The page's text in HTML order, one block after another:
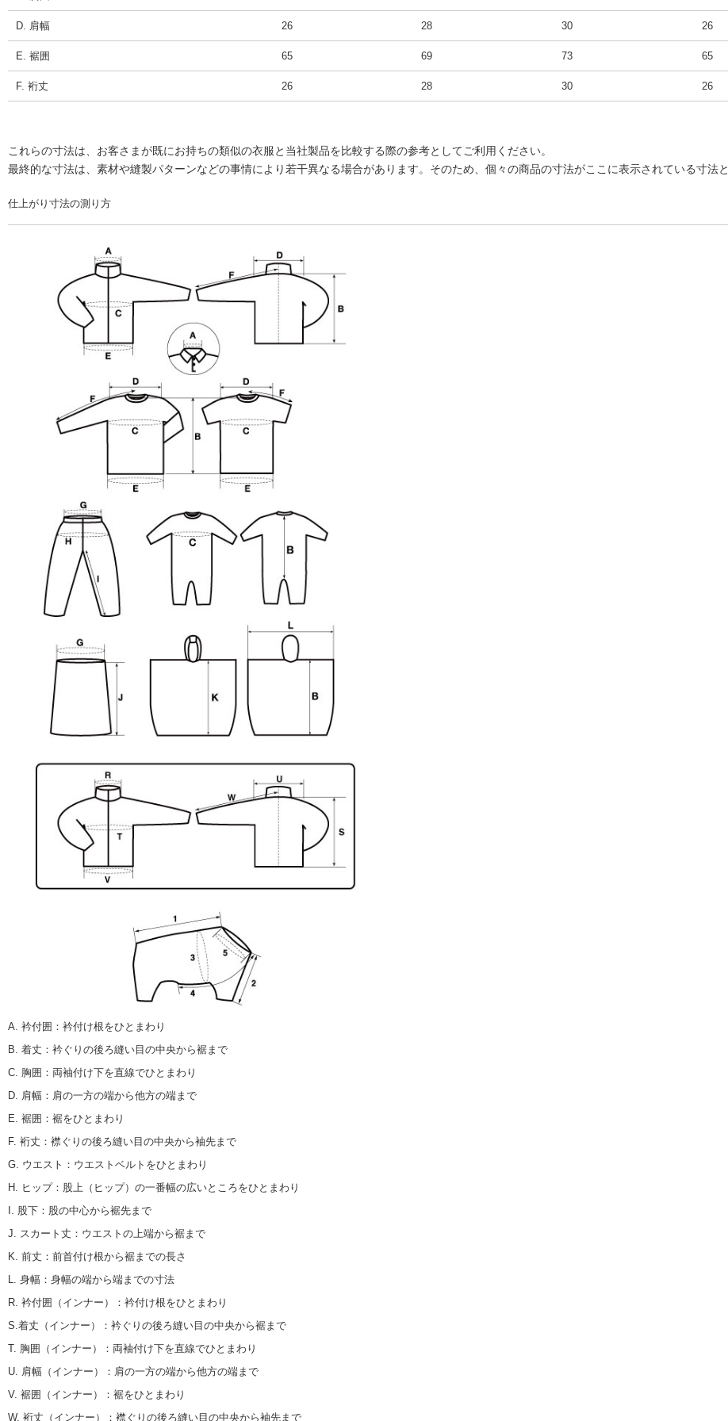
D. 肩幅 26 28 30 26
E. 裾囲 65 69 73 65
F. 裄丈 26 28 30 26
これらの寸法は、お客さまが既にお持ちの類似の衣服と当社製品を比較する際の参考としてご利用ください。
最終的な寸法は、素材や縫製パターンなどの事情により若干異なる場合があります。そのため、個々の商品の寸法がここに表示されている寸法
仕上がり寸法の測り方
A. 衿付囲 ： 衿付け根をひとまわり
B. 着丈 ： 衿ぐりの後ろ縫い目の中央から裾まで
C. 胸囲 ： 両袖付け下を直線でひとまわり
D. 肩幅 ： 肩の一方の端から他方の端まで
E. 裾囲 ： 裾をひとまわり
F. 裄丈 ： 襟ぐりの後ろ縫い目の中央から袖先まで
G. ウエスト ： ウエストベルトをひとまわり
H. ヒップ： 股上（ヒップ）の一番幅の広いところをひとまわり
I. 股下 ： 股の中心から裾先まで
J. スカート丈 ： ウエストの上端から裾まで
K. 前丈 ： 前首付け根から裾までの長さ
L. 身幅 ： 身幅の端から端までの寸法
R. 衿付囲（インナー）
： 衿付け根をひとまわり
S.着丈（インナー）
： 衿ぐりの後ろ縫い目の中央から裾まで
T. 胸囲（インナー）
： 両袖付け下を直線でひとまわり
U. 肩幅（インナー）
： 肩の一方の端から他方の端まで
V. 裾囲（インナー）
： 裾をひとまわり
W. 裄丈（インナー）
： 襟ぐりの後ろ縫い目の中央から袖先まで